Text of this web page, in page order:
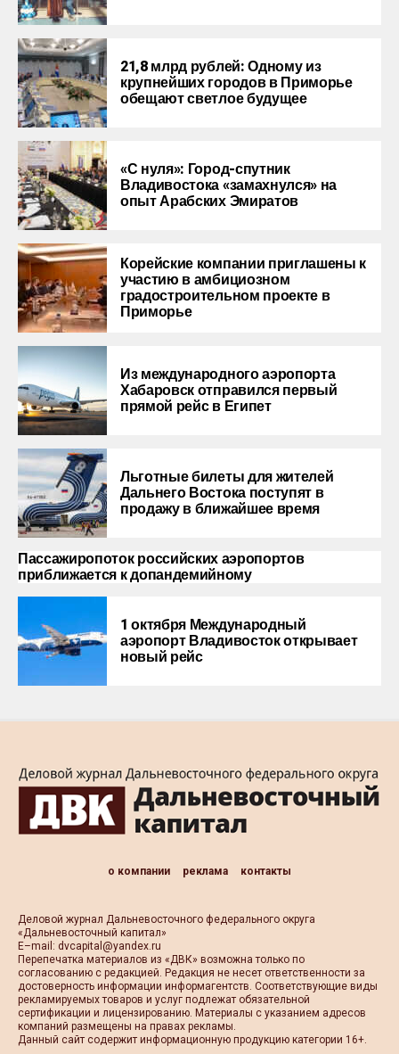
21,8 млрд рублей: Одному из
крупнейших городов в Приморье
обещают светлое будущее
«С нуля»: Город-спутник
Владивостока «замахнулся» на
опыт Арабских Эмиратов
Корейские компании приглашены к
участию в амбициозном
градостроительном проекте в
Приморье
Из международного аэропорта
Хабаровск отправился первый
прямой рейс в Египет
Льготные билеты для жителей
Дальнего Востока поступят в
продажу в ближайшее время
Пассажиропоток российских аэропортов
приближается к допандемийному
1 октября Международный
аэропорт Владивосток открывает
новый рейс
о компании реклама контакты
Деловой журнал Дальневосточного федерального округа
«Дальневосточный капитал»
Е–mail: dvcapital@yandex.ru
Перепечатка материалов из «ДВК» возможна только по
согласованию с редакцией. Редакция не несет ответственности за
достоверность информации информагентств. Соответствующие виды
рекламируемых товаров и услуг подлежат обязательной
сертификации и лицензированию. Материалы с указанием адресов
компаний размещены на правах рекламы.
Данный сайт содержит информационную продукцию категории 16+.